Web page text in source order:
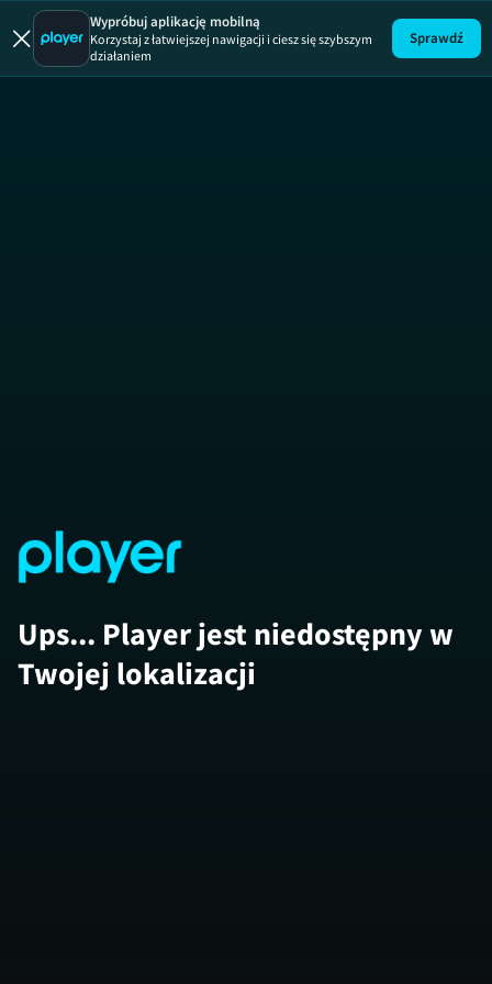
Wypróbuj aplikację mobilną
Korzystaj z łatwiejszej nawigacji i ciesz się szybszym
działaniem
Sprawdź
Ups... Player jest niedostępny w
Twojej lokalizacji